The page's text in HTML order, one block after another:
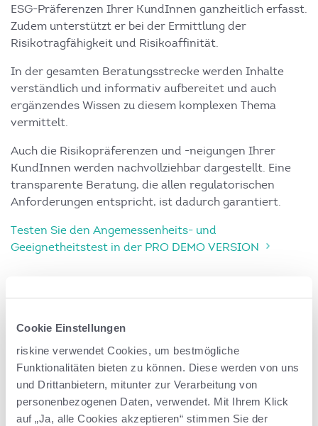
Cookie Einstellungen
riskine verwendet Cookies, um bestmögliche
Funktionalitäten bieten zu können. Diese werden von uns
und Drittanbietern, mitunter zur Verarbeitung von
personenbezogenen Daten, verwendet. Mit Ihrem Klick
auf „Ja, alle Cookies akzeptieren“ stimmen Sie der
ESG-Präferenzen Ihrer KundInnen ganzheitlich erfasst.
Zudem unterstützt er bei der Ermittlung der
Risikotragfähigkeit und Risikoaffinität.
In der gesamten Beratungsstrecke werden Inhalte
verständlich und informativ aufbereitet und auch
ergänzendes Wissen zu diesem komplexen Thema
vermittelt.
Auch die Risikopräferenzen und -neigungen Ihrer
KundInnen werden nachvollziehbar dargestellt. Eine
transparente Beratung, die allen regulatorischen
Anforderungen entspricht, ist dadurch garantiert.
Testen Sie den Angemessenheits- und
Geeignetheitstest in der PRO DEMO VERSION
360° Rentenplanung